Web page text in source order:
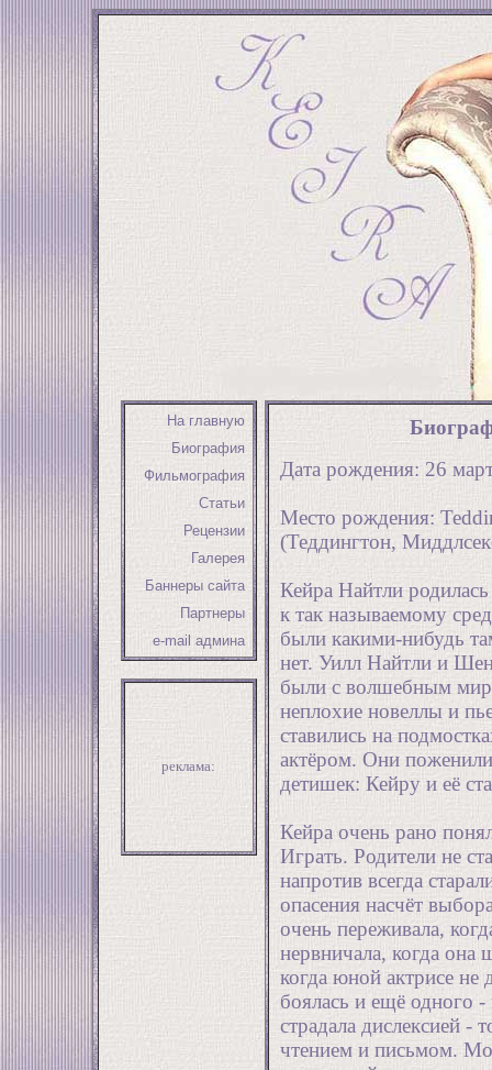
На главную
Биография
Фильмография
Статьи
Рецензии
Галерея
Баннеры сайта
Партнеры
e-mail админа
реклама:
Дата рождения: 26
Место рождения:
(Теддингтон,
Кейра Найтли
к так называемому
были какими-нибудь
нет. Уилл Найтли и
были с волшебным
неплохие новеллы и
ставились на
актёром. Они
детишек: Кейру и её
Кейра очень рано
Играть. Родители не
напротив всегда
опасения насчёт
очень переживала,
нервничала, когда она
когда юной актрисе не
боялась и ещё одного
страдала дислексией -
чтением и письмом.